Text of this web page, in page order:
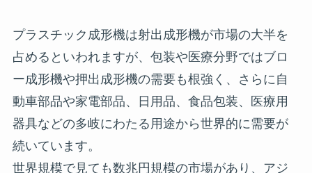
プラスチック成形機は射出成形機が市場の大半を
占めるといわれますが、包装や医療分野ではブロ
ー成形機や押出成形機の需要も根強く、さらに自
動車部品や家電部品、日用品、食品包装、医療用
器具などの多岐にわたる用途から世界的に需要が
続いています。
世界規模で見ても数兆円規模の市場があり、アジ